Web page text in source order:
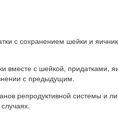
с сохранением шейки и
вместе с шейкой,
с предыдущим.
репродуктивной системы и